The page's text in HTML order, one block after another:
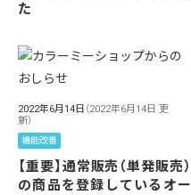
た
2022年6月14日 （2022年6月14日 更
新）
機能改善
【重要】通常販売（単発販売）
の商品を登録しているオー